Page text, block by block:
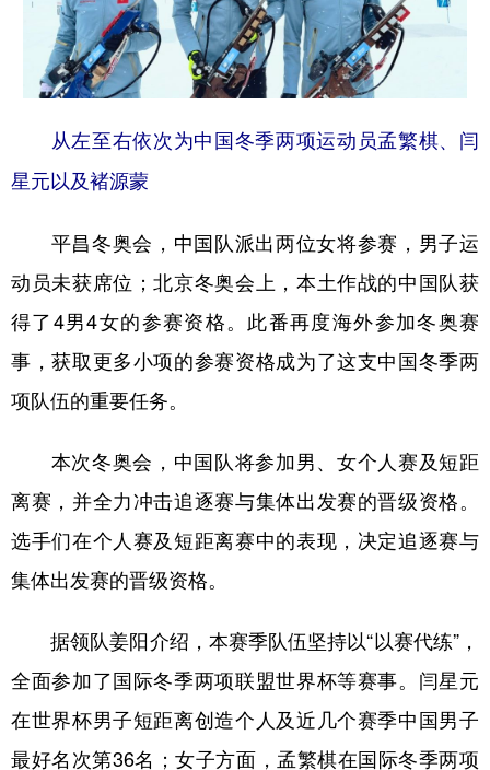
浙江 安徽 福建 江西
山东 河南 湖北
新疆 内蒙古 黑龙江
多语种频道
Deutsch Português
从左至右依次为中国冬季两项运动员孟繁棋、闫
星元以及褚源蒙
平昌冬奥会，中国队派出两位女将参赛，男子运
动员未获席位；北京冬奥会上，本土作战的中国队获
得了4男4女的参赛资格。此番再度海外参加冬奥赛
事，获取更多小项的参赛资格成为了这支中国冬季两
项队伍的重要任务。
本次冬奥会，中国队将参加男、女个人赛及短距
离赛，并全力冲击追逐赛与集体出发赛的晋级资格。
选手们在个人赛及短距离赛中的表现，决定追逐赛与
集体出发赛的晋级资格。
据领队姜阳介绍，本赛季队伍坚持以“以赛代练”，
全面参加了国际冬季两项联盟世界杯等赛事。闫星元
在世界杯男子短距离创造个人及近几个赛季中国男子
最好名次第36名；女子方面，孟繁棋在国际冬季两项